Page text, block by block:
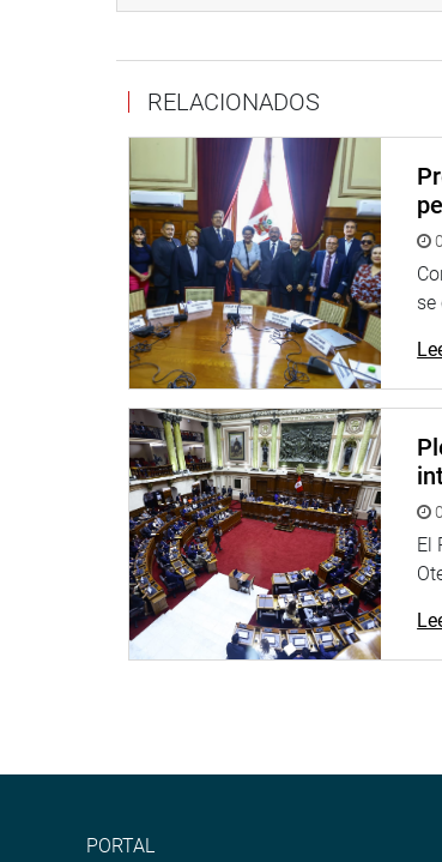
de 2.8%; tipo de cambio promedio de
El proyecto de ley de Presupuesto
fiscales contenidos en el Marco
El artículo 80 de la Constitución
Poder Ejecutivo hasta el treinta de
decreto legislativo.
El artículo 78 de la Constitución
se remite al Congreso los proyectos
OFICINA DE COMUNICACIONES
RELACIONADOS
se
El
PORTAL